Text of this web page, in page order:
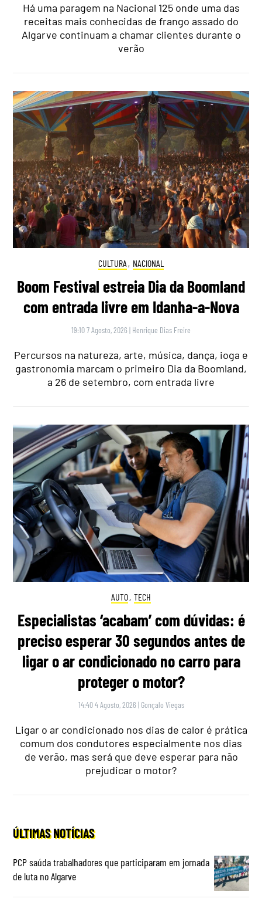
Há uma paragem na Nacional 125 onde uma das
receitas mais conhecidas de frango assado do
Algarve continuam a chamar clientes durante o
verão
CULTURA , NACIONAL
Boom Festival estreia Dia da Boomland
com entrada livre em Idanha-a-Nova
19:10 7 Agosto, 2026 | Henrique Dias Freire
Percursos na natureza, arte, música, dança, ioga e
gastronomia marcam o primeiro Dia da Boomland,
a 26 de setembro, com entrada livre
AUTO, TECH
Especialistas ‘acabam’ com dúvidas: é
preciso esperar 30 segundos antes de
ligar o ar condicionado no carro para
proteger o motor?
14:40 4 Agosto, 2026 | Gonçalo Viegas
Ligar o ar condicionado nos dias de calor é prática
comum dos condutores especialmente nos dias
de verão, mas será que deve esperar para não
prejudicar o motor?
ÚLTIMAS NOTÍCIAS
PCP saúda trabalhadores que participaram em jornada
de luta no Algarve